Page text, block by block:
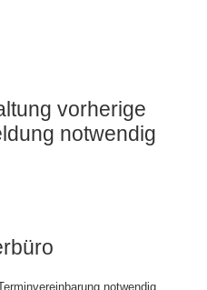
vorherige
notwendig
notwendig,